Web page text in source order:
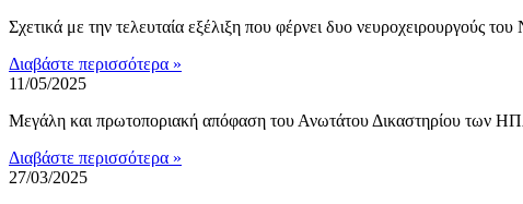
Σχετικά με την τελευταία εξέλιξη που φέρνει δυο νευροχειρουργούς
Διαβάστε περισσότερα »
11/05/2025
Μεγάλη και πρωτοποριακή απόφαση του Ανωτάτου Δικαστηρίου των
Διαβάστε περισσότερα »
27/03/2025